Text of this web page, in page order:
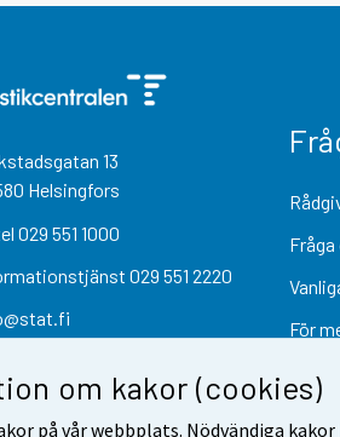
om kakor (cookies)
på vår webbplats. Nödvändiga
13
Helsingfors
029 551 1000
029 551 2220
För